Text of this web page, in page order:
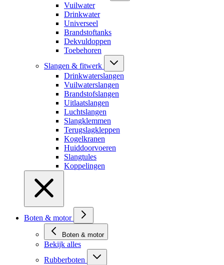
Vuilwater
Drinkwater
Universeel
Brandstoftanks
Dekvuldoppen
Toebehoren
Slangen & fitwerk
Drinkwaterslangen
Vuilwaterslangen
Brandstofslangen
Uitlaatslangen
Luchtslangen
Slangklemmen
Terugslagkleppen
Kogelkranen
Huiddoorvoeren
Slangtules
Koppelingen
Boten & motor
Boten & motor
Bekijk alles
Rubberboten